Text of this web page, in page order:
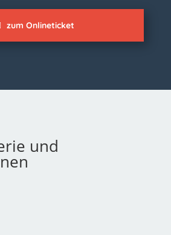
zum Onlineticket
und